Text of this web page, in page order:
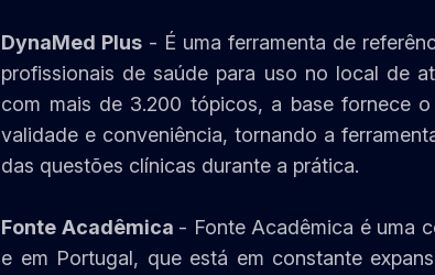
DynaMed Plus - É uma ferramenta de
profissionais de saúde para uso no local de
com mais de 3.200 tópicos, a base fornece
validade e conveniência, tornando a
das questões clínicas durante a prática.
Fonte Acadêmica - Fonte Acadêmica é uma
e em Portugal, que está em constante